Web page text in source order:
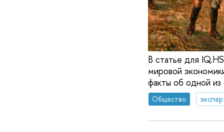
В статье для
мировой
факты об одной из
Общество